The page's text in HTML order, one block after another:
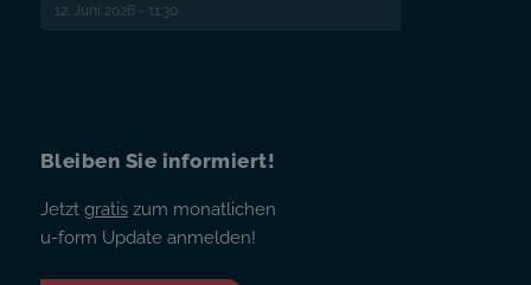
12. Juni 2026 - 11:30
Bleiben Sie informiert!
Jetzt gratiszum monatlichen
u-form Update anmelden!